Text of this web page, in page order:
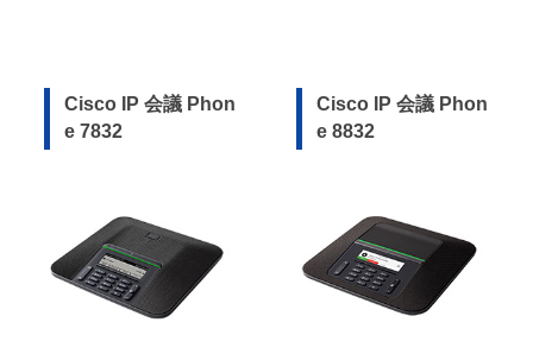
Cisco IP 会議 Phon
e 7832
Cisco IP 会議 Phon
e 8832